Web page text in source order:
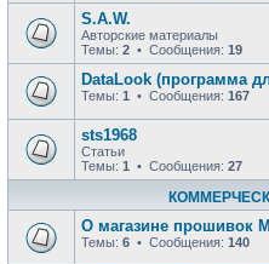
S.A.W.
Авторские материалы
Темы: 2 • Сообщения: 19
DataLook (программа
Темы: 1 • Сообщения: 167
sts1968
Статьи
Темы: 1 • Сообщения: 27
О магазине прошивок
Темы: 6 • Сообщения: 140